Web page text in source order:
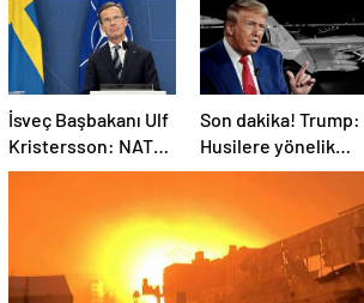
İsveç Başbakanı Ulf
Kristersson: NATO
ülkeleri savunma
Son dakika! Trump:
Husilere yönelik
saldırıları